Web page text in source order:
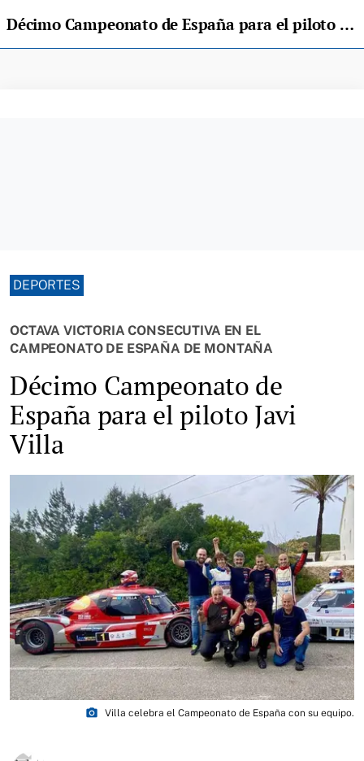
Décimo Campeonato de España para el piloto Javi Villa
DEPORTES
OCTAVA VICTORIA CONSECUTIVA EN EL
CAMPEONATO DE ESPAÑA DE MONTAÑA
Décimo Campeonato de
España para el piloto Javi
Villa
photo_camera Villa celebra el Campeonato de España con su equipo.